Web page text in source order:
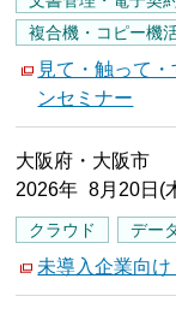
複合機・コピー機
見て・触って
ンセミナー
大阪府・大阪市
2026年 8月20日
クラウド デー
未導入企業向